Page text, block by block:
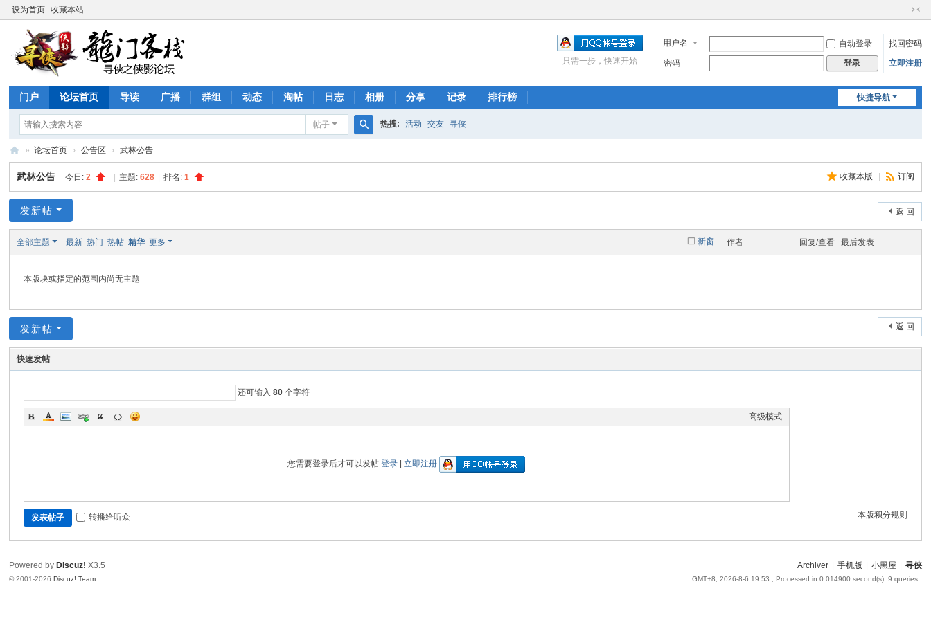
设为首页 收藏本站
切
到
窄
用户名 自动登录
找回密码
密码
登录 立即注册
只需一步，快速开始
快捷导航
门户 论坛首页 导读 广播 群组 动态 淘帖 日志 相册 分享 记录 排行榜
帖子
索
热搜: 活动 交友 寻侠
寻
侠
坛
» 论坛首页 › 公告区 › 武林公告
收藏本版 订阅
武林公告 今日:2 主题:628 排名:1
返 回
发新帖
新窗
全部主题 最新 热门 热帖 精华 更多 作者 回复/查看 最后发表
本版块或指定的范围内尚无主题
返 回
发新帖
快速发帖
还可输入80 个字符
高级模式
您需要登录后才可以发帖登录 |立即注册
本版积分规则
发表帖子 转播给听众
Archiver 手机版 小黑屋 寻侠
GMT+8, 2026-8-6 19:53 , Processed in 0.014900 second(s), 9 queries .
Powered by Discuz! X3.5
© 2001-2026Discuz! Team